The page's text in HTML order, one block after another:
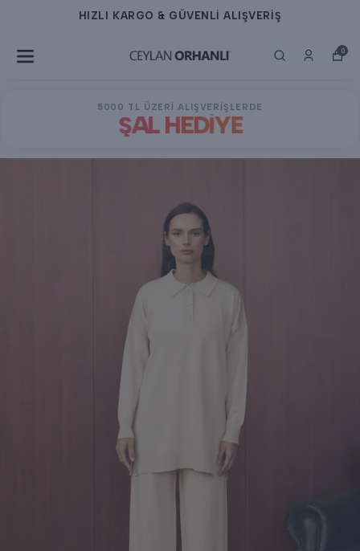
HIZLI KARGO & GÜVENLİ ALIŞVERİŞ
0
5000 TL ÜZERİ ALIŞVERİŞLERDE
ŞAL HEDİYE